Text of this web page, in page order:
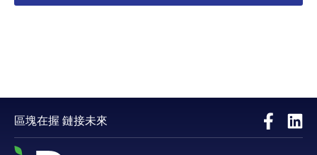
區塊在握 鏈接未來